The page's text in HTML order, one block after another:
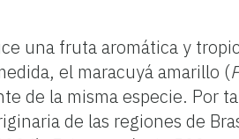
una fruta aromática y
el maracuyá amarillo (
de la misma especie. Por
de las regiones de